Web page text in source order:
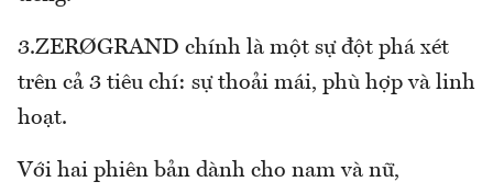
3.ZERØGRAND chính là một sự đột phá xét
trên cả 3 tiêu chí: sự thoải mái, phù hợp và linh
hoạt.
Với hai phiên bản dành cho nam và nữ,